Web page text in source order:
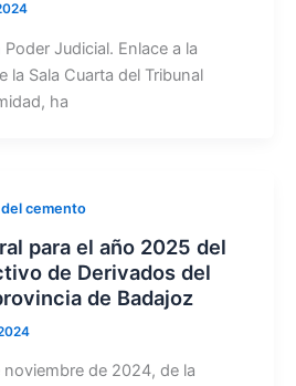
Judicial. Enlace a la
la Sala Cuarta del Tribunal
ha
cemento
para el año 2025 del
de Derivados del
de Badajoz
de 2024, de la